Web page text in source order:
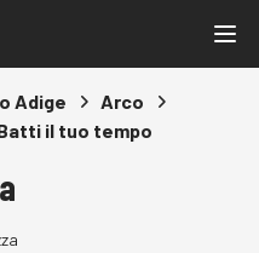
Adige
Arco
il tuo tempo